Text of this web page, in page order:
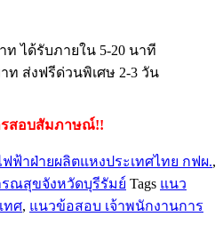
ท ได้รับภายใน 5-20 นาที
ท ส่งฟรีด่วนพิเศษ 2-3 วัน
รสอบสัมภาษณ์!!
ฟ้าฝ่ายผลิตแหงประเทศไทย กฟผ.,
ณสุขจังหวัดบุรีรัมย์ Tags แนว
ทศ, แนวข้อสอบ เจ้าพนักงานการ